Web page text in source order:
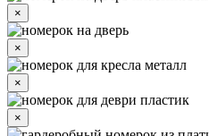
×
×
×
×